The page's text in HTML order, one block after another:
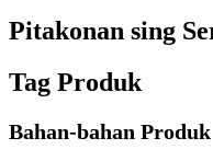
Pitakonan sing
Tag Produk
Bahan-bahan Produk